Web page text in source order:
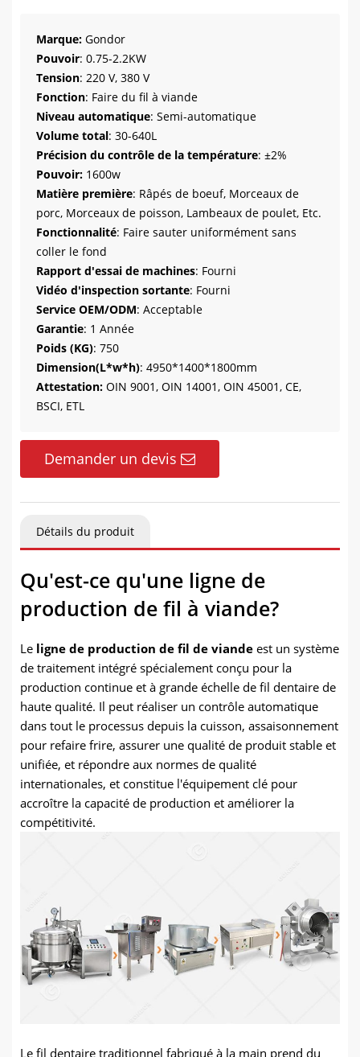
Marque: Gondor
Pouvoir: 0.75-2.2KW
Tension: 220 V, 380 V
Fonction: Faire du fil à viande
Niveau automatique: Semi-automatique
Volume total: 30-640L
Précision du contrôle de la température: ±2%
Pouvoir: 1600w
Matière première: Râpés de boeuf, Morceaux de
porc, Morceaux de poisson, Lambeaux de poulet, Etc.
Fonctionnalité: Faire sauter uniformément sans
coller le fond
Rapport d'essai de machines: Fourni
Vidéo d'inspection sortante: Fourni
Service OEM/ODM: Acceptable
Garantie: 1 Année
Poids (KG): 750
Dimension(L*w*h): 4950*1400*1800mm
Attestation: OIN 9001, OIN 14001, OIN 45001, CE,
BSCI, ETL
Demander un devis
Détails du produit
Qu'est-ce qu'une ligne de
production de fil à viande?
Le ligne de production de fil de viande est un système
de traitement intégré spécialement conçu pour la
production continue et à grande échelle de fil dentaire de
haute qualité. Il peut réaliser un contrôle automatique
dans tout le processus depuis la cuisson, assaisonnement
pour refaire frire, assurer une qualité de produit stable et
unifiée, et répondre aux normes de qualité
internationales, et constitue l'équipement clé pour
accroître la capacité de production et améliorer la
compétitivité.
Le fil dentaire traditionnel fabriqué à la main prend du